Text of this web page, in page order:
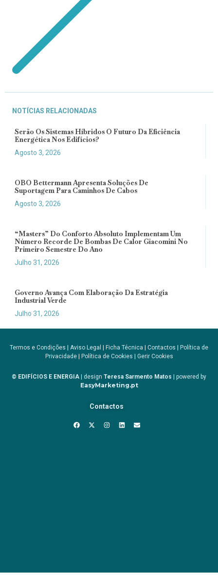
NOTÍCIAS RELACIONADAS
Serão Os Sistemas Híbridos O Futuro Da Eficiência
Energética Nos Edifícios?
Agosto 3, 2026
OBO Bettermann Apresenta Soluções De
Suportagem Para Caminhos De Cabos
Agosto 3, 2026
“Masters” Do Conforto Absoluto Implementam Um
Número Recorde De Bombas De Calor Giacomini No
Primeiro Semestre Do Ano
Julho 31, 2026
Governo Avança Com Elaboração Da Estratégia
Industrial Verde
Julho 31, 2026
Termos e Condições | Aviso Legal | Ficha Técnica | Contactos | Política de
Privacidade| Política de Cookies | Gerir Cookies
© EDIFÍCIOS E ENERGIA | design Teresa Sarmento Matos | powered by
EasyMarketing.pt
Contactos